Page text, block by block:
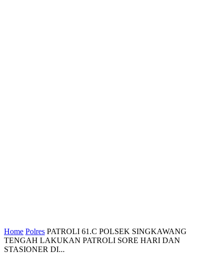
Home Polres PATROLI 61.C POLSEK SINGKAWANG
TENGAH LAKUKAN PATROLI SORE HARI DAN
STASIONER DI...